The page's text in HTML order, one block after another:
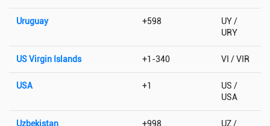
Uruguay +598
UY /
URY
US Virgin Islands +1-340 VI / VIR
USA +1
US /
USA
Uzbekistan +998
UZ /